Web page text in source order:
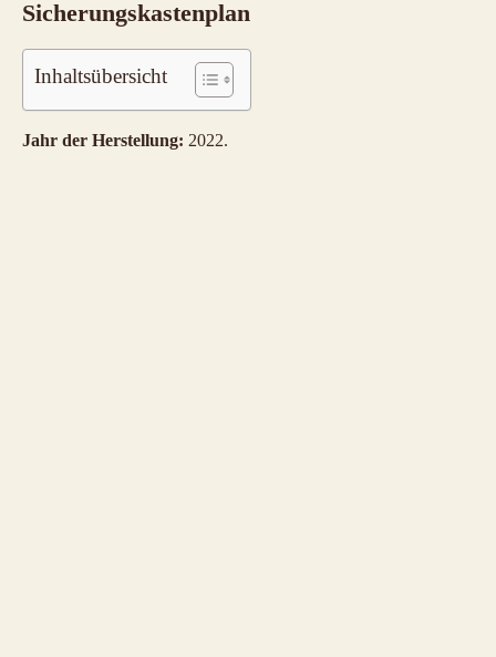
Sicherungskastenplan
Inhaltsübersicht
Jahr der Herstellung: 2022.